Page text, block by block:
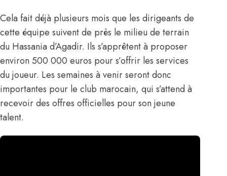
Cela fait déjà plusieurs mois que les dirigeants de
cette équipe suivent de près le milieu de terrain
du Hassania d’Agadir. Ils s’apprêtent à proposer
environ 500 000 euros pour s’offrir les services
du joueur. Les semaines à venir seront donc
importantes pour le club marocain, qui s’attend à
recevoir des offres officielles pour son jeune
talent.